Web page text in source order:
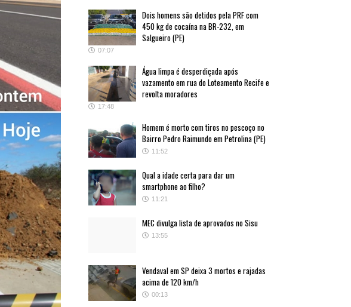
Dois homens são detidos pela PRF com
450 kg de cocaína na BR-232, em
Salgueiro (PE)
07:07
Água limpa é desperdiçada após
vazamento em rua do Loteamento Recife e
revolta moradores
17:48
Homem é morto com tiros no pescoço no
Bairro Pedro Raimundo em Petrolina (PE)
11:52
Qual a idade certa para dar um
smartphone ao filho?
11:21
MEC divulga lista de aprovados no Sisu
13:55
Vendaval em SP deixa 3 mortos e rajadas
acima de 120 km/h
00:13